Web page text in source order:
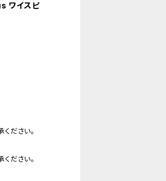
ワイスピ
ださい。
ださい。